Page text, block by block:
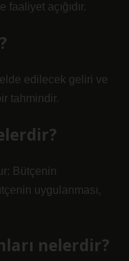
açığıdır.
edilecek geliri ve
tahmindir.
Bütçenin
uygulanması,
nelerdir?